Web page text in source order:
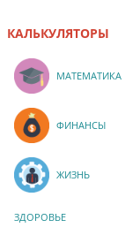
КАЛЬКУЛЯТОРЫ
МАТЕМАТИКА
ФИНАНСЫ
ЖИЗНЬ
ЗДОРОВЬЕ